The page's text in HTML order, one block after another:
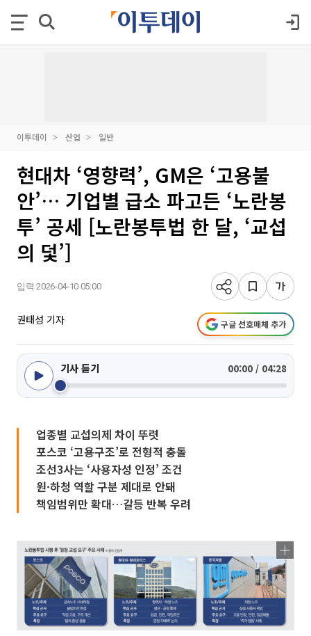
이투데이 산업 일반
현대차 ‘영향력’, GM은 ‘고용불
안’… 기업별 급소 파고든 ‘노란봉
투’ 공세 [노란봉투법 한 달, ‘교섭
의 덫’]
입력 2026-04-10 05:00
권태성 기자 구글 선호매체 추가
기사 듣기 00:00 / 04:28
업종별 교섭의제 차이 뚜렷
포스코 ‘고용구조’로 전형적 충돌
조선3사는 ‘사용자성 인정’ 조건
원·하청 역할 구분 제대로 안돼
책임범위만 확대…갈등 반복 우려